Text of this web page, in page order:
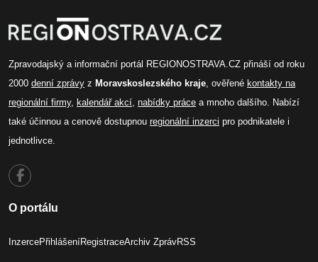
Zpravodajský a informační portál REGIONOSTRAVA.CZ přináší od roku
2000 denní zprávy z Moravskoslezského kraje , ověřené kontakty na
regionální firmy, kalendář akcí nabídky práce a mnoho dalšího. Nabízí
také účinnou a cenově dostupnou regionální inzerci pro podnikatele i
jednotlivce.
O portálu
InzercePřihlášeníRegistraceArchiv ZprávRSS